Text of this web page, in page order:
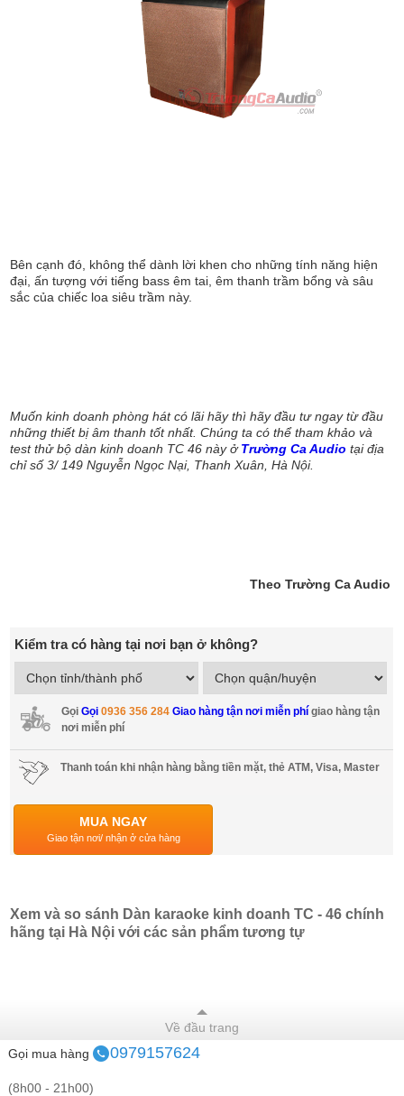
Bên cạnh đó, không thể dành lời khen cho những tính năng hiện
đại, ấn tượng với tiếng bass êm tai, êm thanh trầm bổng và sâu
sắc của chiếc loa siêu trầm này.
Muốn kinh doanh phòng hát có lãi hãy thì hãy đầu tư ngay từ đầu
những thiết bị âm thanh tốt nhất. Chúng ta có thể tham khảo và
test thử bộ dàn kinh doanh TC 46 này ởTrường Ca Audio tại địa
chỉ số 3/ 149 Nguyễn Ngọc Nại, Thanh Xuân, Hà Nội.
Theo Trường Ca Audio
Kiểm tra có hàng tại nơi bạn ở không?
GọiGọi0936 356 284Giao hàng tận nơi miễn phí giao hàng tận
nơi miễn phí
Thanh toán khi nhận hàng bằng tiền mặt, thẻ ATM, Visa, Master
MUA NGAY
Giao tận nơi/ nhận ở cửa hàng
Xem và so sánh Dàn karaoke kinh doanh TC - 46 chính
hãng tại Hà Nội với các sản phẩm tương tự
Về đầu trang
Gọi mua hàng
0979157624
(8h00 - 21h00)